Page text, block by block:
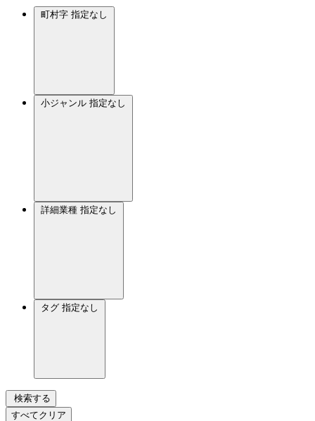
町村字 指定なし
小ジャンル 指定なし
詳細業種 指定なし
タグ 指定なし
検索する
すべてクリア